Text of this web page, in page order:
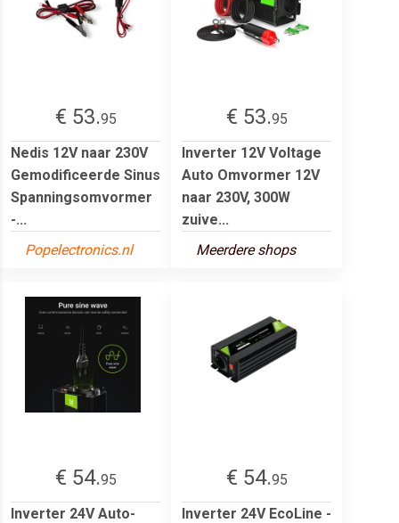
€ 53.95
Nedis 12V naar 230V
Gemodificeerde Sinus
Spanningsomvormer
-...
Popelectronics.nl
€ 53.95
Inverter 12V Voltage
Auto Omvormer 12V
naar 230V, 300W
zuive...
Meerdere shops
€ 54.95
Inverter 24V Auto-
€ 54.95
Inverter 24V EcoLine -